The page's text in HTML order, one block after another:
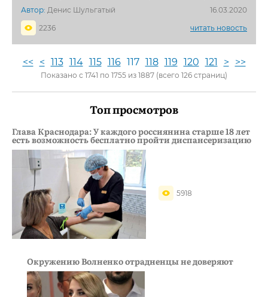
Автор: Денис Шульгатый
16.03.2020
2236
читать новость
<< < 113 114 115 116 117 118 119 120 121 > >>
Показано с 1741 по 1755 из 1887 (всего 126 страниц)
Топ просмотров
Глава Краснодара: У каждого россиянина старше 18 лет
есть возможность бесплатно пройти диспансеризацию
5918
Окружению Волненко отрадненцы не доверяют